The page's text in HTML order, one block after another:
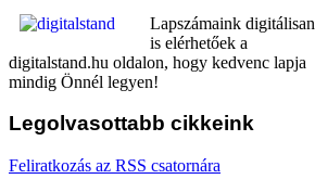
Lapszámaink digitálisan
is elérhetőek a
digitalstand.hu oldalon, hogy kedvenc lapja
mindig Önnél legyen!
Legolvasottabb cikkeink
Feliratkozás az RSS csatornára